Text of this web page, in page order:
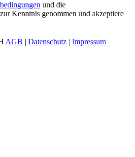
und die
zur Kenntnis genommen und akzeptiere
AGB | Datenschutz | Impressum